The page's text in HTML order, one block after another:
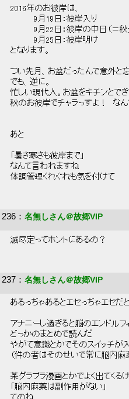
2016年のお彼岸は、
9月19日：彼岸入り
9月22日：彼岸の中日（＝秋分
9月25日：彼岸明け
となります。
つい先月、お盆だったんで意外と
でも、逆に。
忙しい現代人。お盆をキチンとで
秋のお彼岸でチャラっすよ！　な
あと
「暑さ寒さも彼岸まで」
なんて言われますね
体調管理くれぐれも気を付けて
236 ： 名無しさん＠故郷VIP
滅尽定ってホントにあるの？
237 ： 名無しさん＠故郷VIP
あるっちゃあるとエセっちゃエセだ
アナニーし過ぎると脳のエンドルフ
どっかのまとめで読んだ
やがて意識とかでそのスイッチが
（件の者はそのせいで常に脳内麻
某グラプラ漫画とかでよく出てくる
「脳内麻薬は副作用がない」